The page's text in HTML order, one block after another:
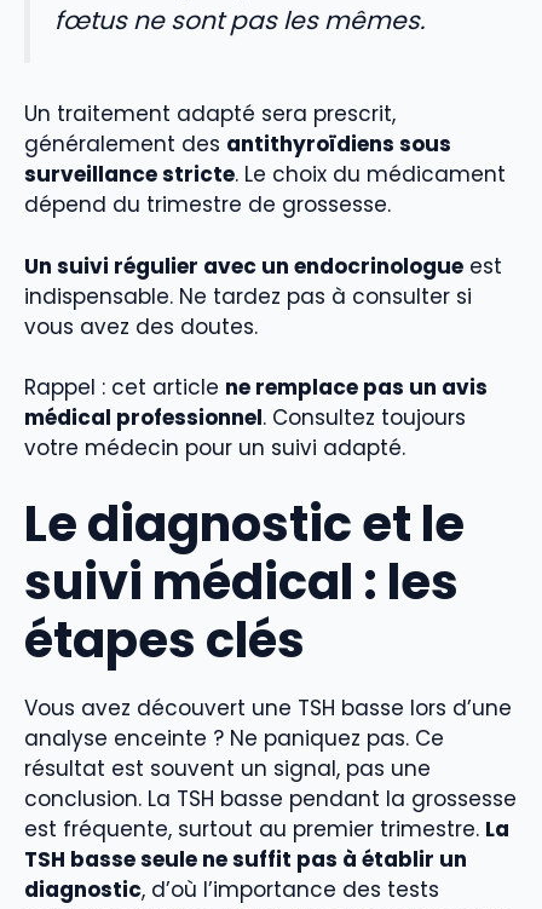
fœtus ne sont pas les mêmes.
Un traitement adapté sera prescrit,
généralement des antithyroïdiens sous
surveillance stricte. Le choix du médicament
dépend du trimestre de grossesse.
Un suivi régulier avec un endocrinologue est
indispensable. Ne tardez pas à consulter si
vous avez des doutes.
Rappel : cet article ne remplace pas un avis
médical professionnel. Consultez toujours
votre médecin pour un suivi adapté.
Le diagnostic et le
suivi médical : les
étapes clés
Vous avez découvert une TSH basse lors d’une
analyse enceinte ? Ne paniquez pas. Ce
résultat est souvent un signal, pas une
conclusion. La TSH basse pendant la grossesse
est fréquente, surtout au premier trimestre. La
TSH basse seule ne suffit pas à établir un
diagnostic, d’où l’importance des tests